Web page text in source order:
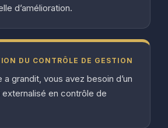
d’amélioration.
DU CONTRÔLE DE GESTION
grandit, vous avez besoin d’un
en contrôle de